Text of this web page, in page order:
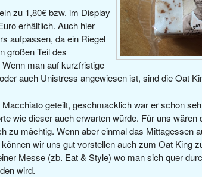
zu 1,80€ bzw. im Display
erhältlich. Auch hier
aufpassen, da ein Riegel
großen Teil des
man auf kurzfristige
auch Unistress angewiesen ist, sind die Oat
Macchiato geteilt, geschmacklich war er schon
wie dieser auch erwarten würde. Für uns
zu mächtig. Wenn aber einmal das Mittagessen
wir uns gut vorstellen auch zum Oat King
Messe (zb. Eat & Style) wo man sich quer
wird.